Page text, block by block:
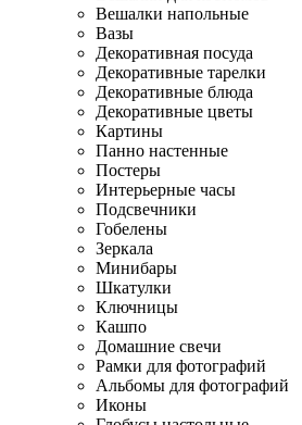
Вешалки напольные
Вазы
Декоративная посуда
Декоративные тарелки
Декоративные блюда
Декоративные цветы
Картины
Панно настенные
Постеры
Интерьерные часы
Подсвечники
Гобелены
Зеркала
Минибары
Шкатулки
Ключницы
Кашпо
Домашние свечи
Рамки для фотографий
Альбомы для фотографий
Иконы